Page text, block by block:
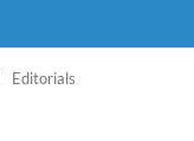
Editorials